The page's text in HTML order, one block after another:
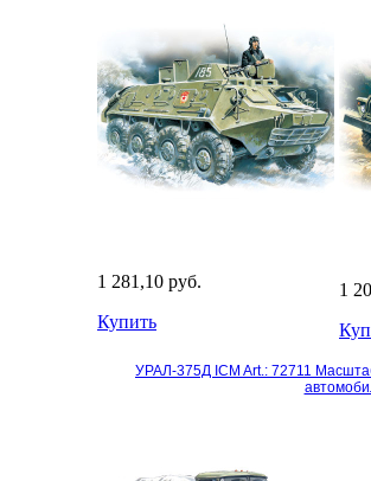
1 281,10 руб.
Купить
1
УРАЛ-375Д ICM Art.: 72711